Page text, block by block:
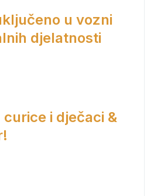
u vozni
djelatnosti
i dječaci &